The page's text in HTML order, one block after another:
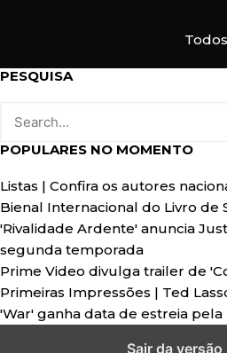
PESQUISA
POPULARES NO MOMENTO
Listas | Confira os autores
Bienal Internacional do Livro de
'Rivalidade Ardente' anuncia
segunda temporada
Prime Video divulga trailer de
Primeiras Impressões | Ted
'War' ganha data de estreia pela
Sair da